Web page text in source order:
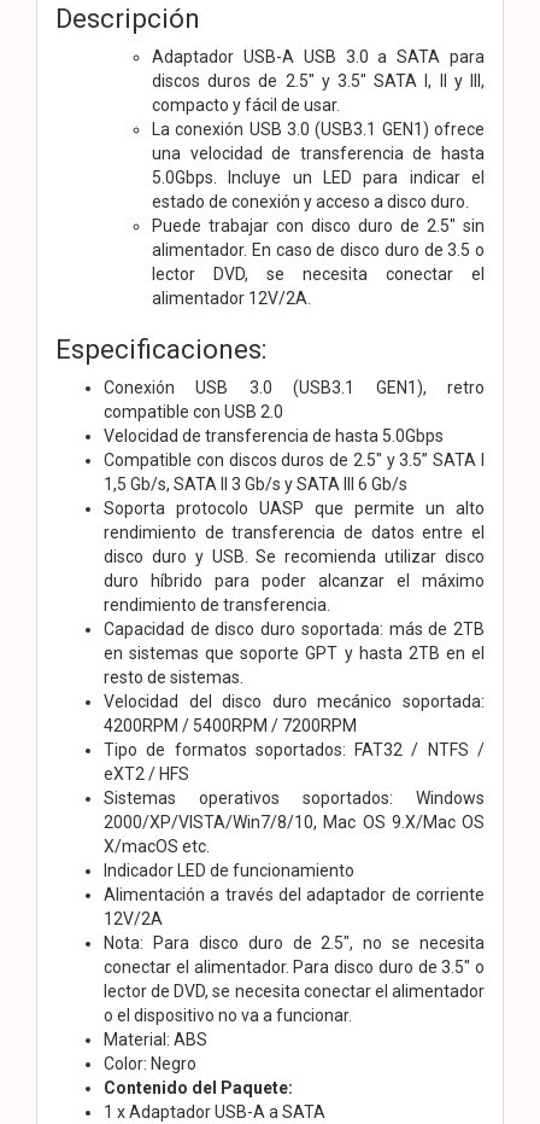
Descripción
Adaptador USB-A USB 3.0 a SATA para
discos duros de 2.5″ y 3.5″ SATA I, II y III,
compacto y fácil de usar.
La conexión USB 3.0 (USB3.1 GEN1) ofrece
una velocidad de transferencia de hasta
5.0Gbps. Incluye un LED para indicar el
estado de conexión y acceso a disco duro.
Puede trabajar con disco duro de 2.5″ sin
alimentador. En caso de disco duro de 3.5 o
lector DVD, se necesita conectar el
alimentador 12V/2A.
Especificaciones:
Conexión USB 3.0 (USB3.1 GEN1), retro
compatible con USB 2.0
Velocidad de transferencia de hasta 5.0Gbps
Compatible con discos duros de 2.5″ y 3.5” SATA I
1,5 Gb/s, SATA II 3 Gb/s y SATA III 6 Gb/s
Soporta protocolo UASP que permite un alto
rendimiento de transferencia de datos entre el
disco duro y USB. Se recomienda utilizar disco
duro híbrido para poder alcanzar el máximo
rendimiento de transferencia.
Capacidad de disco duro soportada: más de 2TB
en sistemas que soporte GPT y hasta 2TB en el
resto de sistemas.
Velocidad del disco duro mecánico soportada:
4200RPM / 5400RPM / 7200RPM
Tipo de formatos soportados: FAT32 / NTFS /
eXT2 / HFS
Sistemas operativos soportados: Windows
2000/XP/VISTA/Win7/8/10, Mac OS 9.X/Mac OS
X/macOS etc.
Indicador LED de funcionamiento
Alimentación a través del adaptador de corriente
12V/2A
Nota: Para disco duro de 2.5″, no se necesita
conectar el alimentador. Para disco duro de 3.5″ o
lector de DVD, se necesita conectar el alimentador
o el dispositivo no va a funcionar.
Material: ABS
Color: Negro
Contenido del Paquete:
1 x Adaptador USB-A a SATA